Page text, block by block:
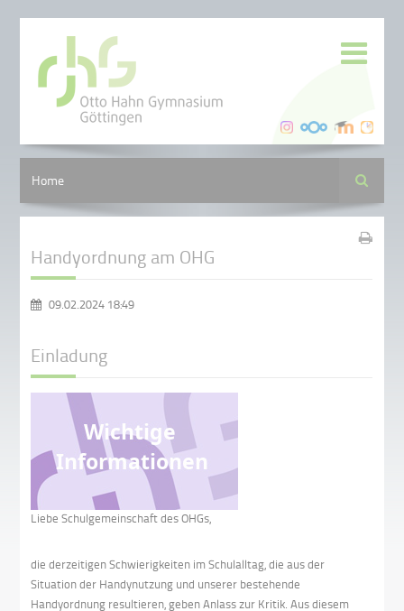
Home Suche
Handyordnung am OHG
09.02.2024 18:49
Einladung
Liebe Schulgemeinschaft des OHGs,
die derzeitigen Schwierigkeiten im Schulalltag, die aus der
Situation der Handynutzung und unserer bestehende
Handyordnung resultieren, geben Anlass zur Kritik. Aus diesem